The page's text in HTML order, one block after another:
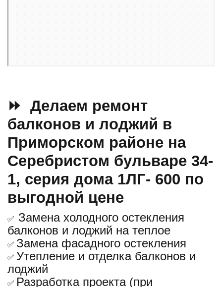
⏩ Делаем ремонт
балконов и лоджий в
Приморском районе на
Серебристом бульваре 34-
1, серия дома 1ЛГ- 600 по
выгодной цене
✅ Замена холодного остекления
балконов и лоджий на теплое
✅ Замена фасадного остекления
✅ Утепление и отделка балконов и
лоджий
✅ Разработка проекта (при